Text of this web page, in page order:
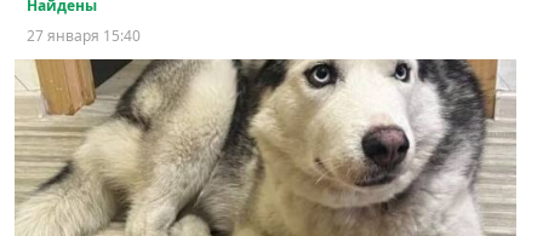
Найдены
27 января 15:40